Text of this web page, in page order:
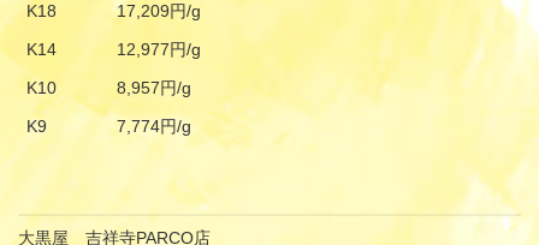
K18
17,209円/g
K14
12,977円/g
K10
8,957円/g
K9
7,774円/g
大黒屋 吉祥寺PARCO店